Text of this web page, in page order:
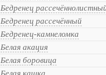
Бедренец
Бедренец рассечённый
Бедренец-камнеломка
Белая акация
Белая боровица